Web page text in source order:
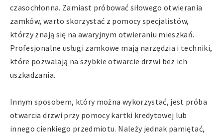
czasochłonna. Zamiast próbować siłowego otwierania
zamków, warto skorzystać z pomocy specjalistów,
którzy znają się na awaryjnym otwieraniu mieszkań.
Profesjonalne usługi zamkowe mają narzędzia i techniki,
które pozwalają na szybkie otwarcie drzwi bez ich
uszkadzania.
Innym sposobem, który można wykorzystać, jest próba
otwarcia drzwi przy pomocy kartki kredytowej lub
innego cienkiego przedmiotu. Należy jednak pamiętać,